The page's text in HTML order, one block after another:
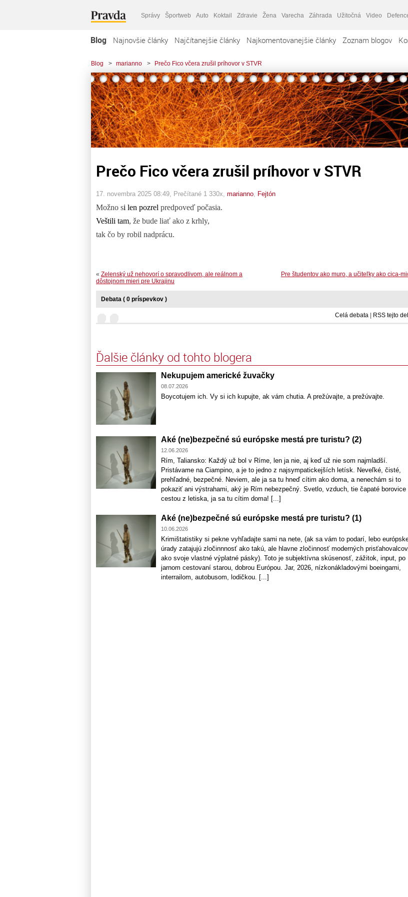
Správy Športweb Auto Koktail Zdravie Žena Varecha Záhrada Užitočná Video
Blog Najnovšie články Najčítanejšie články Najkomentovanejšie články Zoznam blogov
Blog > marianno > Prečo Fico včera zrušil príhovor v STVR
Prečo Fico včera zrušil príhovor v STVR
17. novembra 2025 08:49 , Prečítané 1 330x, marianno Fejtón
Možno si len pozrel predpoveď počasia.
Veštili tam, že bude liať ako z krhly,
tak čo by robil nadprácu.
Pre študentov ako muro, a učiteľky ako cica-
« Zelenský už nehovorí o spravodlivom, ale reálnom a
dôstojnom mieri pre Ukrajinu
Debata ( 0 príspevkov )
Celá debata RSS tejto
Ďalšie články od tohto blogera
Nekupujem americké žuvačky
08.07.2026
Boycotujem ich. Vy si ich kupujte, ak vám chutia. A prežúvajte, a prežúvajte.
Aké (ne)bezpečné sú európske mestá pre turistu? (2)
12.06.2026
Rím, Taliansko: Každý už bol v Ríme, len ja nie, aj keď už nie som najmladší.
Pristávame na Ciampino, a je to jedno z najsympatickejších letísk. Neveľké, čisté,
prehľadné, bezpečné. Neviem, ale ja sa tu hneď cítim ako doma, a nenechám si to
pokaziť ani výstrahami, aký je Rím nebezpečný. Svetlo, vzduch, tie čapaté borovice
cestou z letiska, ja sa tu cítim doma! [...]
Aké (ne)bezpečné sú európske mestá pre turistu? (1)
10.06.2026
Krimištatistiky si pekne vyhľadajte sami na nete, (ak sa vám to podarí, lebo
úrady zatajujú zločinnnosť ako takú, ale hlavne zločinnosť moderných prisťahovalcov,
ako svoje vlastné výplatné pásky). Toto je subjektívna skúsenosť, zážitok, input, po
jarnom cestovaní starou, dobrou Európou. Jar, 2026, nízkonákladovými boeingami,
interrailom, autobusom, lodičkou. [...]